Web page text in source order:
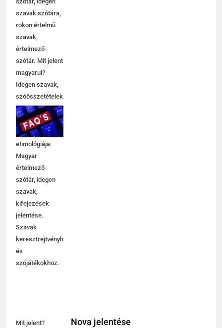
szavak szótára,
rokon értelmű
szavak,
értelmező
szótár. Mit jelent
magyarul?
Idegen szavak,
szóösszetételek
jelentése,
magyarázata,
használata,
etimológiája.
Magyar
értelmező
szótár, idegen
szavak,
kifejezések
jelentése.
Szavak
keresztrejtvényhez
és
szójátékokhoz.
Mit jelent?
Nova jelentése